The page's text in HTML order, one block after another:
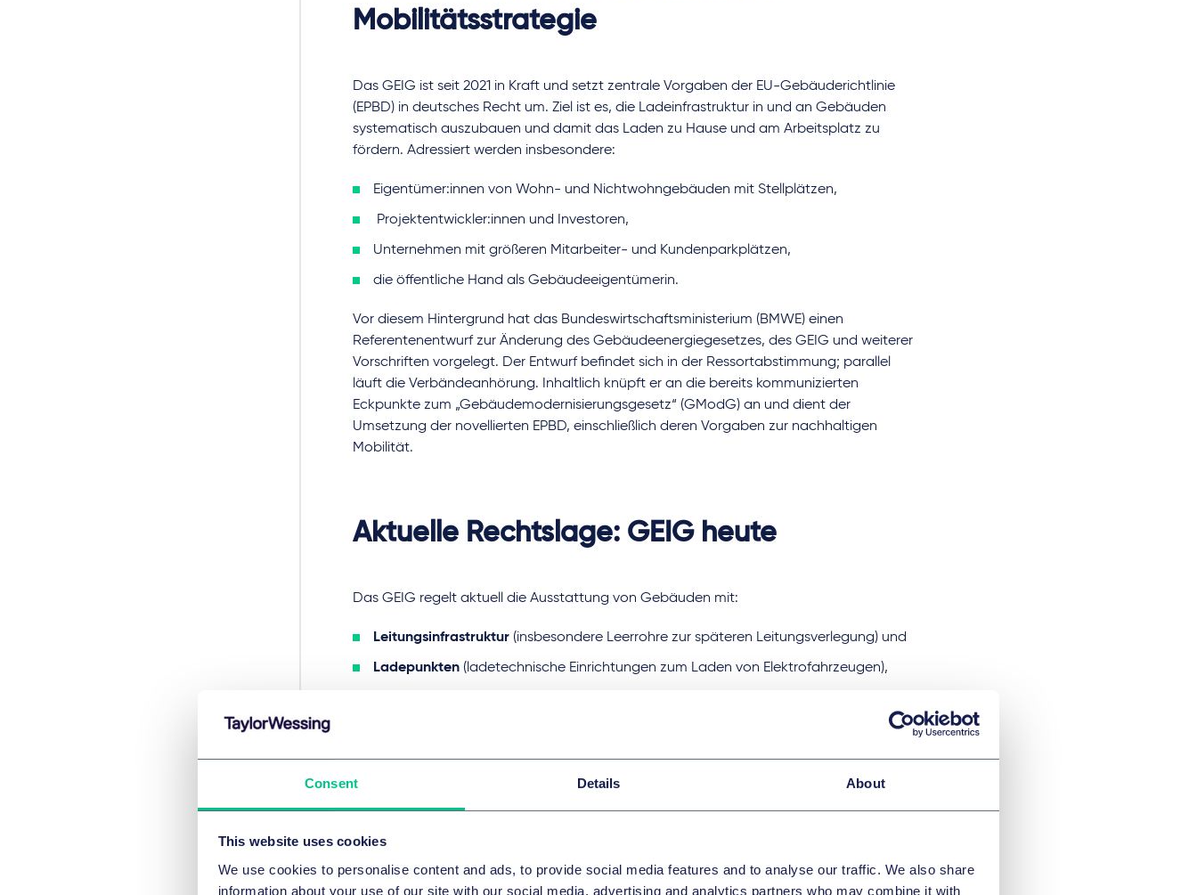
Consent Details About
This website uses cookies
We use cookies to personalise content and ads, to provide social media features and to analyse our traffic. We also share
information about your use of our site with our social media, advertising and analytics partners who may combine it with
Mobilitätsstrategie
Das GEIG ist seit 2021 in Kraft und setzt zentrale Vorgaben der EU-Gebäuderichtlinie
(EPBD) in deutsches Recht um. Ziel ist es, die Ladeinfrastruktur in und an Gebäuden
systematisch auszubauen und damit das Laden zu Hause und am Arbeitsplatz zu
fördern. Adressiert werden insbesondere:
Eigentümer:innen von Wohn- und Nichtwohngebäuden mit Stellplätzen,
Projektentwickler:innen und Investoren,
Unternehmen mit größeren Mitarbeiter- und Kundenparkplätzen,
die öffentliche Hand als Gebäudeeigentümerin.
Vor diesem Hintergrund hat das Bundeswirtschaftsministerium (BMWE) einen
Referentenentwurf zur Änderung des Gebäudeenergiegesetzes, des GEIG und weiterer
Vorschriften vorgelegt. Der Entwurf befindet sich in der Ressortabstimmung; parallel
läuft die Verbändeanhörung. Inhaltlich knüpft er an die bereits kommunizierten
Eckpunkte zum „Gebäudemodernisierungsgesetz“ (GModG) an und dient der
Umsetzung der novellierten EPBD, einschließlich deren Vorgaben zur nachhaltigen
Mobilität.
Aktuelle Rechtslage: GEIG heute
Das GEIG regelt aktuell die Ausstattung von Gebäuden mit:
Leitungsinfrastruktur (insbesondere Leerrohre zur späteren Leitungsverlegung) und
Ladepunkten (ladetechnische Einrichtungen zum Laden von Elektrofahrzeugen),
den Anlass (Neubau oder „größere Renovierung“) sowie
die Anzahl der Stellplätze an.
Adressat der Pflichten ist regelmäßig die Eigentümerseite. Für bestimmte Konstellationen
(u.a. überwiegend selbst genutzte Nichtwohngebäude von KMU) sind Ausnahmen
vorgesehen.